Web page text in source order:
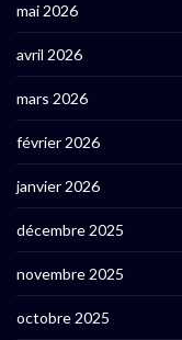
mai 2026
avril 2026
mars 2026
février 2026
janvier 2026
décembre 2025
novembre 2025
octobre 2025